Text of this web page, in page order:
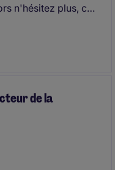
n'hésitez plus, ce
de la